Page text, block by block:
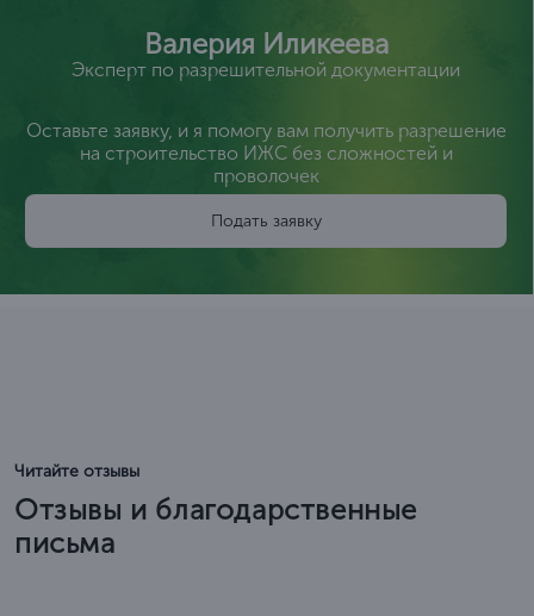
Валерия Иликеева
Эксперт по разрешительной документации
Оставьте заявку, и я помогу вам получить разрешение
на строительство ИЖС без сложностей и
проволочек
Подать заявку
Читайте отзывы
Отзывы и благодарственные
письма